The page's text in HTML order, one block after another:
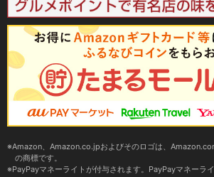
Amazon、Amazon.co.jpおよびそのロゴは、
の商標です。
PayPayマネーライトが付与されます。PayPayマネーラ